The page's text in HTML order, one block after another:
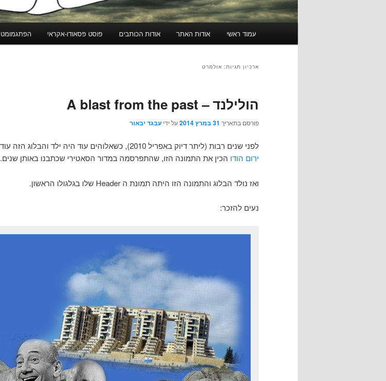
עמוד ראשי אודות האתר אודות הכותבים פוסט פסאודו-אקראי הפתגמומט
ארכיון תגיות: אולמרט
הולילנד – A blast from the past
פורסם בתאריך 31 במרץ 2014 על ידי עבגד יבאור
לפני שנים רבות (ליתר דיוק באפריל 2010), כשאלוהים עוד היה ילד והבלוג הזה עוד לא נולד –
ירום הודו הכין את התמונה הזו, שהתפרסמה במדור הסאטירי שכתבנו באותן שנים.
ואז נולד הבלוג והתמונה הזו היתה תמונת ה Header שלו בגלגולו הראשון.
נעים להזכר: